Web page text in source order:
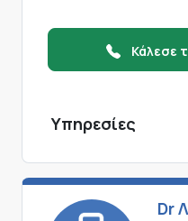
Κάλεσε
Υπηρεσίες
Dr